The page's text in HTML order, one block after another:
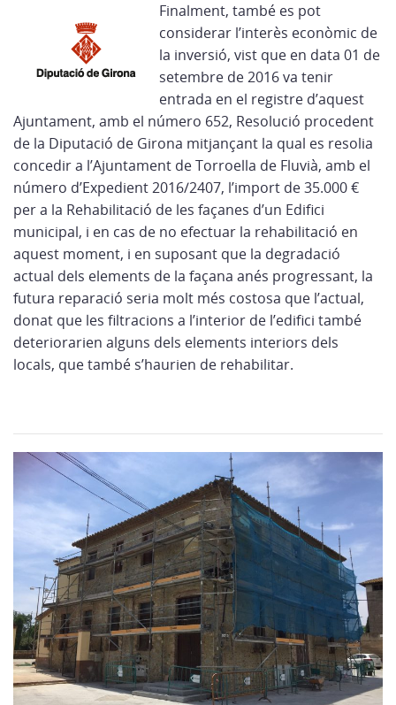
Finalment, també es pot
considerar l’interès econòmic de
la inversió, vist que en data 01 de
setembre de 2016 va tenir
entrada en el registre d’aquest
Ajuntament, amb el número 652, Resolució procedent
de la Diputació de Girona mitjançant la qual es resolia
concedir a l’Ajuntament de Torroella de Fluvià, amb el
número d’Expedient 2016/2407, l’import de 35.000 €
per a la Rehabilitació de les façanes d’un Edifici
municipal, i en cas de no efectuar la rehabilitació en
aquest moment, i en suposant que la degradació
actual dels elements de la façana anés progressant, la
futura reparació seria molt més costosa que l’actual,
donat que les filtracions a l’interior de l’edifici també
deteriorarien alguns dels elements interiors dels
locals, que també s’haurien de rehabilitar.